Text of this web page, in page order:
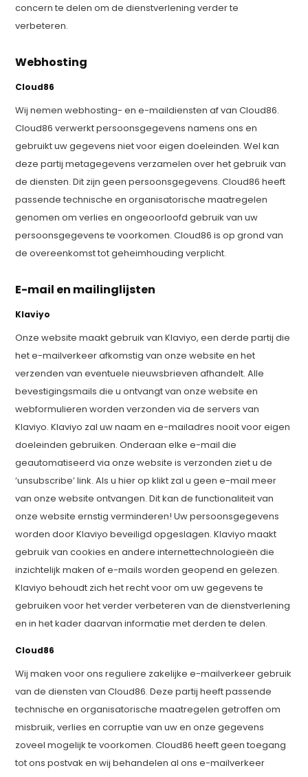
concern te delen om de dienstverlening verder te
verbeteren.
Webhosting
Cloud86
Wij nemen webhosting- en e-maildiensten af van Cloud86.
Cloud86 verwerkt persoonsgegevens namens ons en
gebruikt uw gegevens niet voor eigen doeleinden. Wel kan
deze partij metagegevens verzamelen over het gebruik van
de diensten. Dit zijn geen persoonsgegevens. Cloud86 heeft
passende technische en organisatorische maatregelen
genomen om verlies en ongeoorloofd gebruik van uw
persoonsgegevens te voorkomen. Cloud86 is op grond van
de overeenkomst tot geheimhouding verplicht.
E-mail en mailinglijsten
Klaviyo
Onze website maakt gebruik van Klaviyo, een derde partij die
het e-mailverkeer afkomstig van onze website en het
verzenden van eventuele nieuwsbrieven afhandelt. Alle
bevestigingsmails die u ontvangt van onze website en
webformulieren worden verzonden via de servers van
Klaviyo. Klaviyo zal uw naam en e-mailadres nooit voor eigen
doeleinden gebruiken. Onderaan elke e-mail die
geautomatiseerd via onze website is verzonden ziet u de
‘unsubscribe’ link. Als u hier op klikt zal u geen e-mail meer
van onze website ontvangen. Dit kan de functionaliteit van
onze website ernstig verminderen! Uw persoonsgegevens
worden door Klaviyo beveiligd opgeslagen. Klaviyo maakt
gebruik van cookies en andere internettechnologieën die
inzichtelijk maken of e-mails worden geopend en gelezen.
Klaviyo behoudt zich het recht voor om uw gegevens te
gebruiken voor het verder verbeteren van de dienstverlening
en in het kader daarvan informatie met derden te delen.
Cloud86
Wij maken voor ons reguliere zakelijke e-mailverkeer gebruik
van de diensten van Cloud86. Deze partij heeft passende
technische en organisatorische maatregelen getroffen om
misbruik, verlies en corruptie van uw en onze gegevens
zoveel mogelijk te voorkomen. Cloud86 heeft geen toegang
tot ons postvak en wij behandelen al ons e-mailverkeer